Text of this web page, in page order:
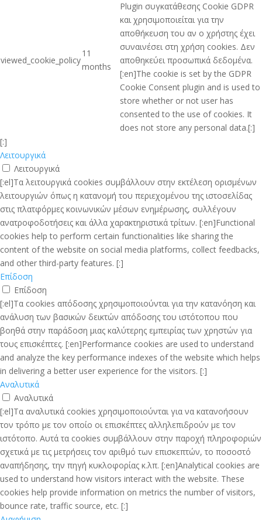
viewed_cookie_policy
11
months
Plugin συγκατάθεσης Cookie GDPR
και χρησιμοποιείται για την
αποθήκευση του αν ο χρήστης έχει
συναινέσει στη χρήση cookies. Δεν
αποθηκεύει προσωπικά δεδομένα.
[:en]The cookie is set by the GDPR
Cookie Consent plugin and is used to
store whether or not user has
consented to the use of cookies. It
does not store any personal data.[:]
[:]
Λειτουργικά
Λειτουργικά
[:el]Τα λειτουργικά cookies συμβάλλουν στην εκτέλεση ορισμένων
λειτουργιών όπως η κατανομή του περιεχομένου της ιστοσελίδας
στις πλατφόρμες κοινωνικών μέσων ενημέρωσης, συλλέγουν
ανατροφοδοτήσεις και άλλα χαρακτηριστικά τρίτων. [:en]Functional
cookies help to perform certain functionalities like sharing the
content of the website on social media platforms, collect feedbacks,
and other third-party features. [:]
Επίδοση
Επίδοση
[:el]Τα cookies απόδοσης χρησιμοποιούνται για την κατανόηση και
ανάλυση των βασικών δεικτών απόδοσης του ιστότοπου που
βοηθά στην παράδοση μιας καλύτερης εμπειρίας των χρηστών για
τους επισκέπτες. [:en]Performance cookies are used to understand
and analyze the key performance indexes of the website which helps
in delivering a better user experience for the visitors. [:]
Αναλυτικά
Αναλυτικά
[:el]Τα αναλυτικά cookies χρησιμοποιούνται για να κατανοήσουν
τον τρόπο με τον οποίο οι επισκέπτες αλληλεπιδρούν με τον
ιστότοπο. Αυτά τα cookies συμβάλλουν στην παροχή πληροφοριών
σχετικά με τις μετρήσεις τον αριθμό των επισκεπτών, το ποσοστό
αναπήδησης, την πηγή κυκλοφορίας κ.λπ. [:en]Analytical cookies are
used to understand how visitors interact with the website. These
cookies help provide information on metrics the number of visitors,
bounce rate, traffic source, etc. [:]